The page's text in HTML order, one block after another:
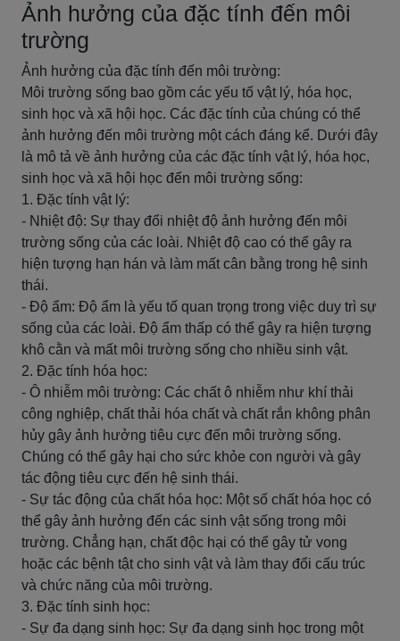
Ảnh hưởng của đặc tính đến môi
trường
Ảnh hưởng của đặc tính đến môi trường:
Môi trường sống bao gồm các yếu tố vật lý, hóa học,
sinh học và xã hội học. Các đặc tính của chúng có thể
ảnh hưởng đến môi trường một cách đáng kể. Dưới đây
là mô tả về ảnh hưởng của các đặc tính vật lý, hóa học,
sinh học và xã hội học đến môi trường sống:
1. Đặc tính vật lý:
- Nhiệt độ: Sự thay đổi nhiệt độ ảnh hưởng đến môi
trường sống của các loài. Nhiệt độ cao có thể gây ra
hiện tượng hạn hán và làm mất cân bằng trong hệ sinh
thái.
- Độ ẩm: Độ ẩm là yếu tố quan trọng trong việc duy trì sự
sống của các loài. Độ ẩm thấp có thể gây ra hiện tượng
khô cằn và mất môi trường sống cho nhiều sinh vật.
2. Đặc tính hóa học:
- Ô nhiễm môi trường: Các chất ô nhiễm như khí thải
công nghiệp, chất thải hóa chất và chất rắn không phân
hủy gây ảnh hưởng tiêu cực đến môi trường sống.
Chúng có thể gây hại cho sức khỏe con người và gây
tác động tiêu cực đến hệ sinh thái.
- Sự tác động của chất hóa học: Một số chất hóa học có
thể gây ảnh hưởng đến các sinh vật sống trong môi
trường. Chẳng hạn, chất độc hại có thể gây tử vong
hoặc các bệnh tật cho sinh vật và làm thay đổi cấu trúc
và chức năng của môi trường.
3. Đặc tính sinh học:
- Sự đa dạng sinh học: Sự đa dạng sinh học trong một